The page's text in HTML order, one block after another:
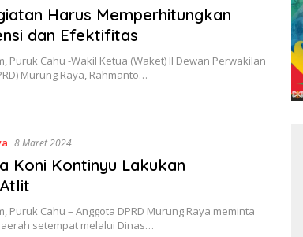
Harus Memperhitungkan
dan Efektifitas
Puruk Cahu -Wakil Ketua (Waket) II Dewan Perwakilan
Murung Raya, Rahmanto…
8 Maret 2024
Koni Kontinyu Lakukan
Puruk Cahu – Anggota DPRD Murung Raya meminta
setempat melalui Dinas…